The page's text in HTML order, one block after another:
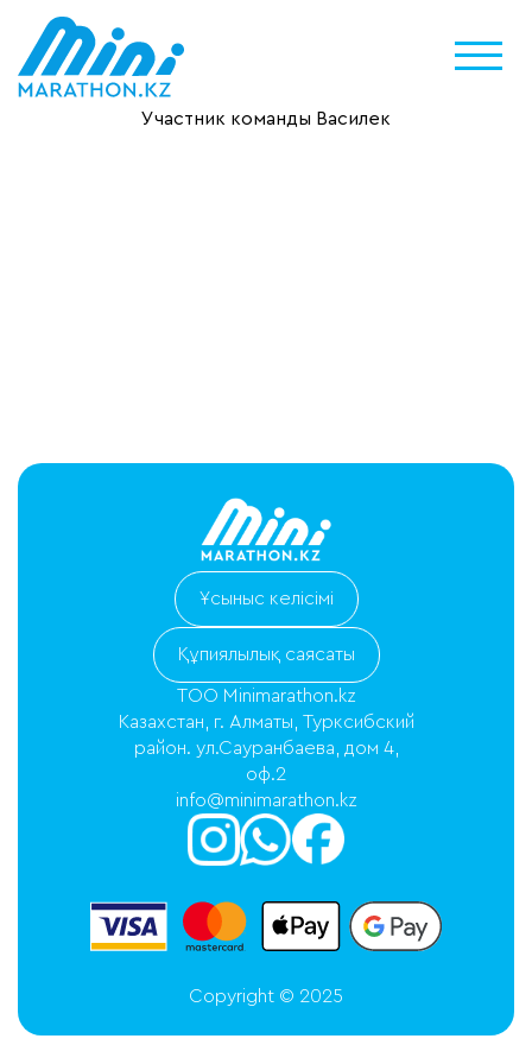
Участник команды Василек
Ұсыныс келісімі
Құпиялылық саясаты
ТОО Minimarathon.kz
Казахстан, г. Алматы, Турксибский
район. ул.Сауранбаева, дом 4,
оф.2
info@minimarathon.kz
Copyright © 2025